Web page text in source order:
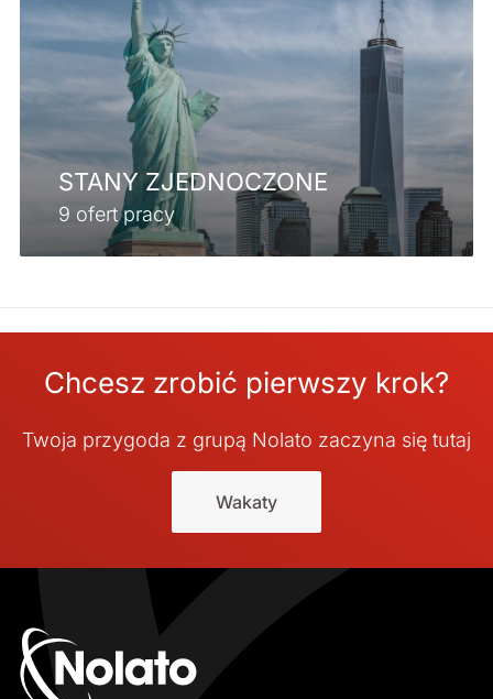
STANY ZJEDNOCZONE
9 ofert pracy
Chcesz zrobić pierwszy krok?
Twoja przygoda z grupą Nolato zaczyna się tutaj
Wakaty